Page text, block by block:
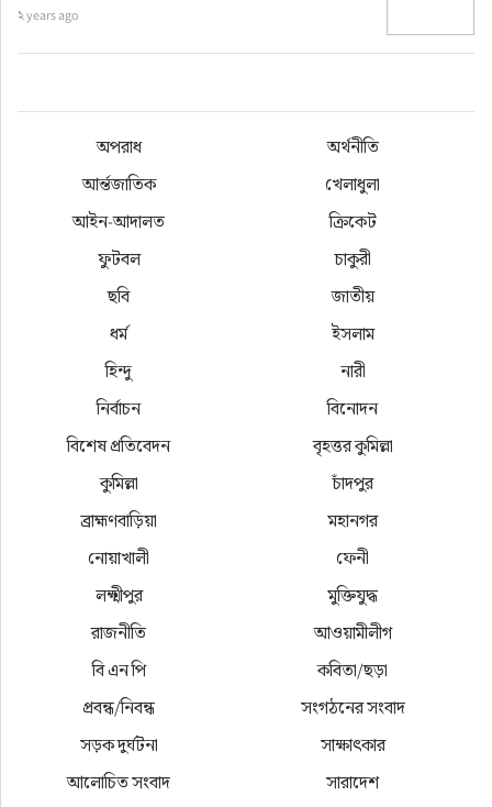
২ years ago
অপরাধ
অর্থনীতি
আর্ন্তজাতিক
খেলাধুলা
আইন-আদালত
ক্রিকেট
ফুটবল
চাকুরী
ছবি
জাতীয়
ধর্ম
ইসলাম
হিন্দু
নারী
নির্বাচন
বিনোদন
বিশেষ প্রতিবেদন
বৃহত্তর কুমিল্লা
কুমিল্লা
চাঁদপুর
ব্রাহ্মণবাড়িয়া
মহানগর
নোয়াখালী
ফেনী
লক্ষ্মীপুর
মুক্তিযুদ্ধ
রাজনীতি
আওয়ামীলীগ
বি এন পি
কবিতা/ছড়া
প্রবন্ধ/নিবন্ধ
সংগঠনের সংবাদ
সড়ক দুর্ঘটনা
সাক্ষাৎকার
আলোচিত সংবাদ
সারাদেশ